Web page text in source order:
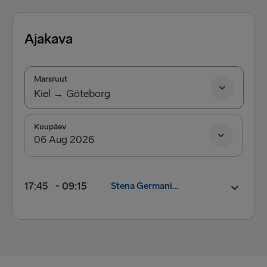
Fishguard → Rosslare
Trelleborg → Rostock
Halmstad → Grenaa
Karlskrona → Gdynia
Dublin → Holyhead
Belfast → Liverpool
Ajakava
Marsruut
Kiel → Göteborg
Göteborg → Kiel
Kuupäev
17:45 09:15 Stena Germanica